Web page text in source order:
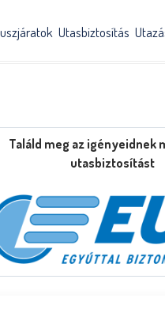
Utasbiztosítás
Találd meg az igényeidnek
utasbiztosítást